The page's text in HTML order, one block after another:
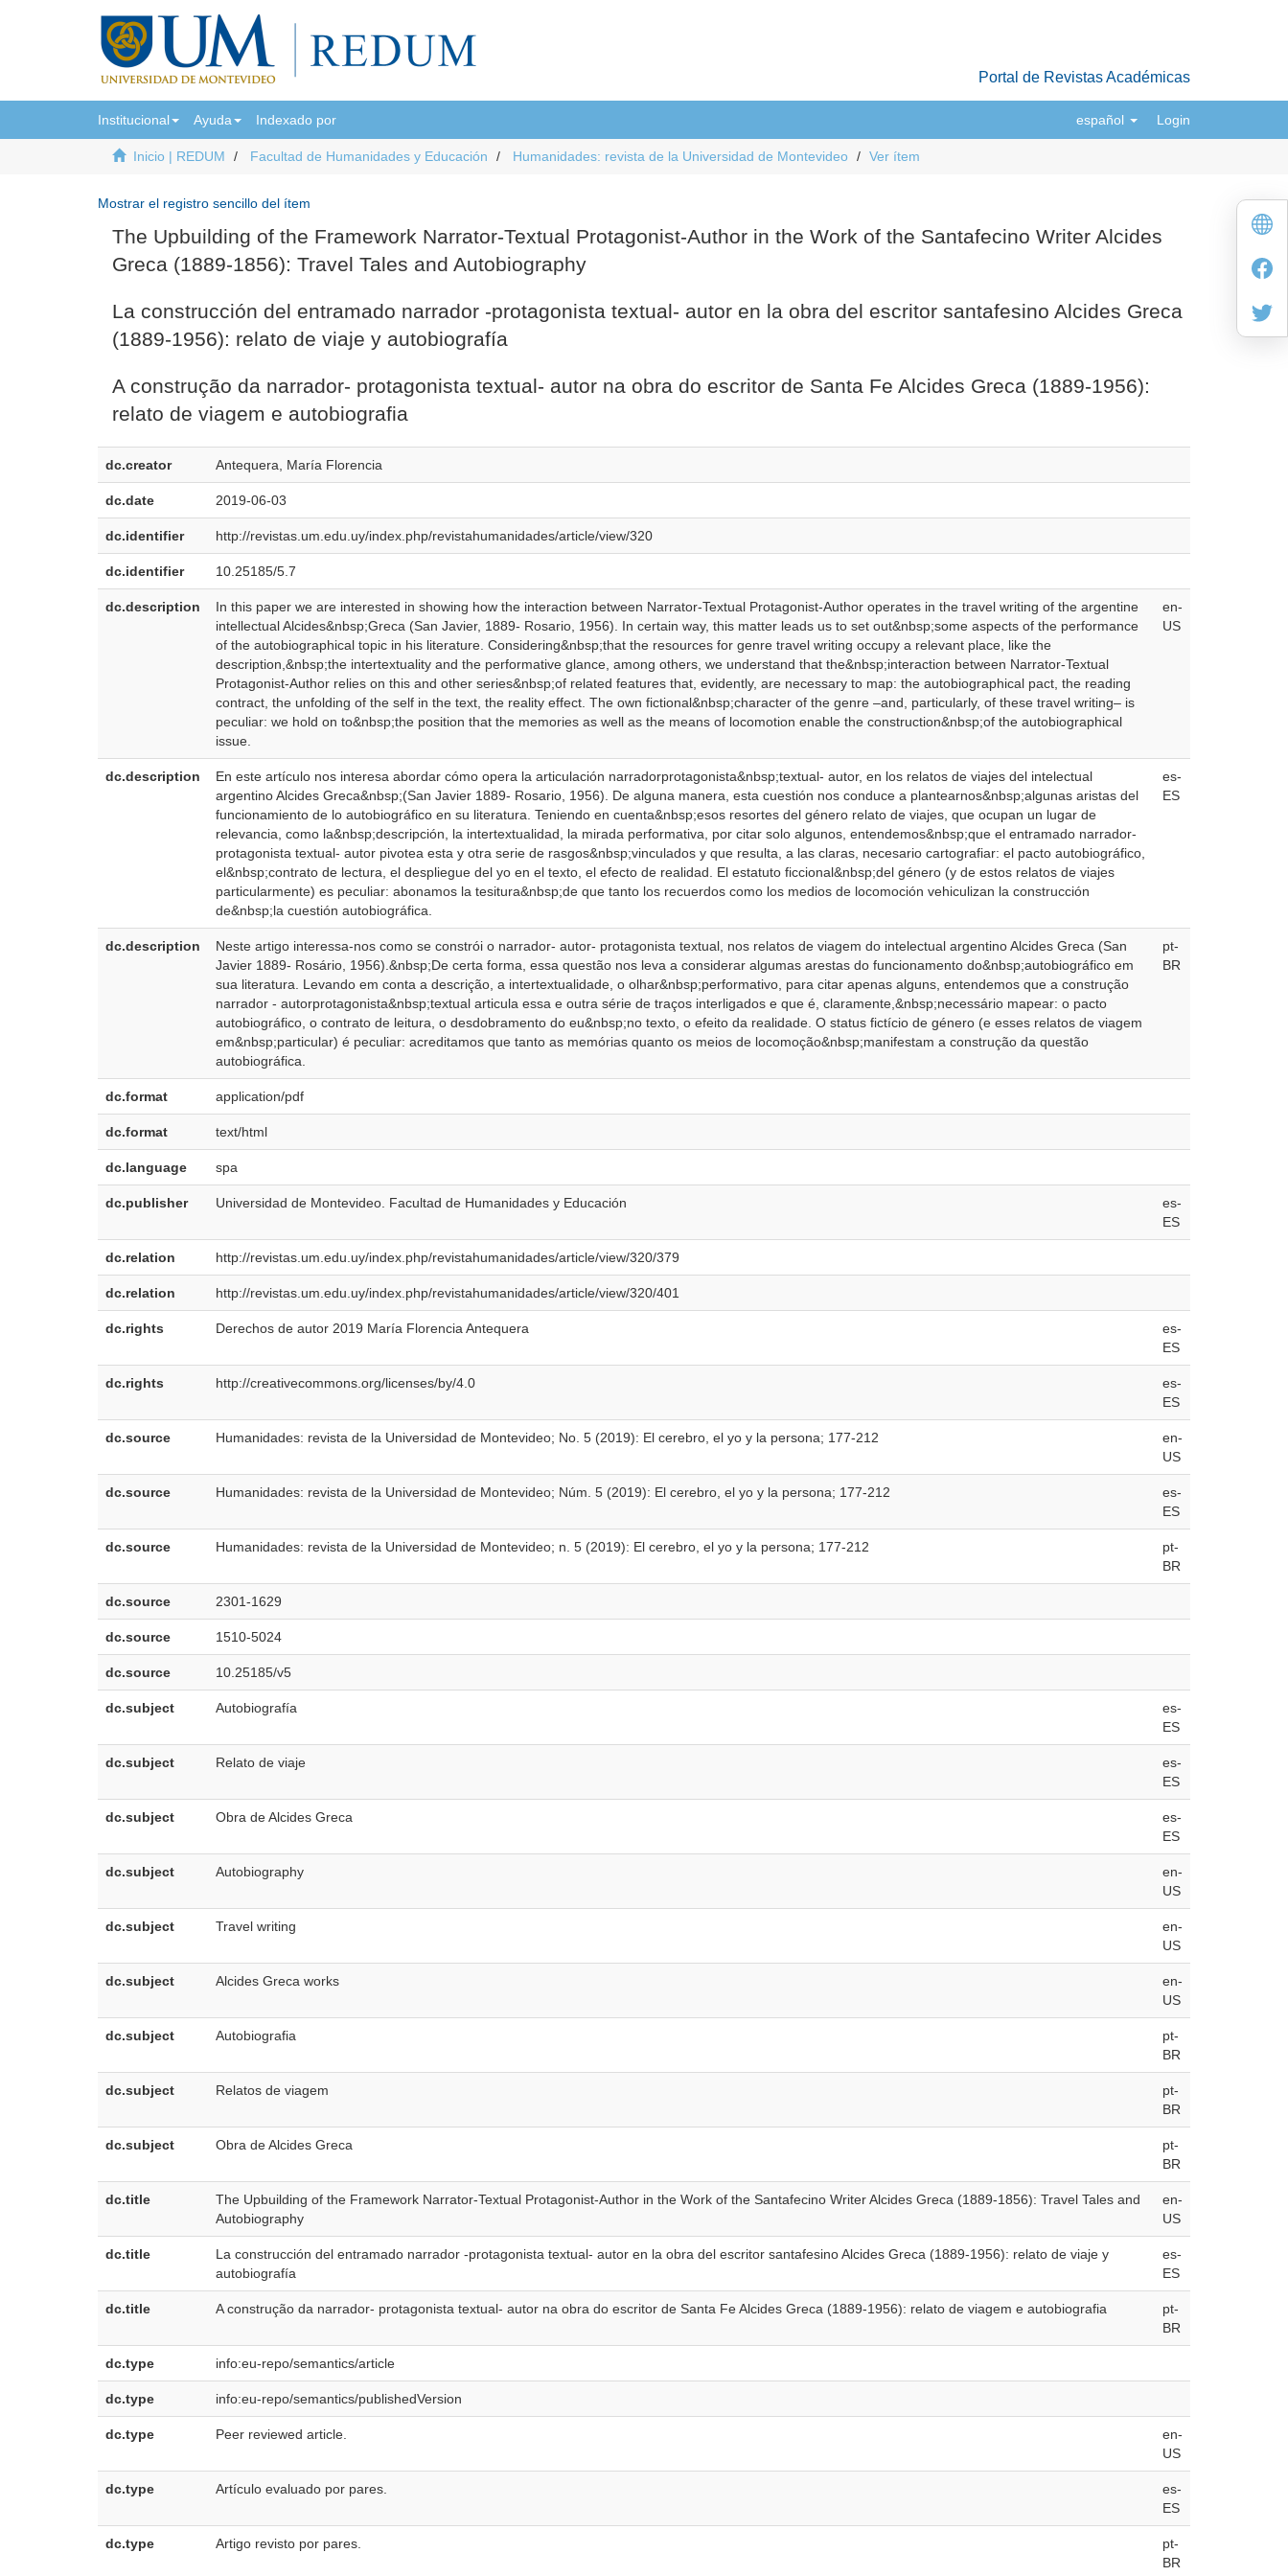
Portal de Revistas Académicas
Institucional Ayuda Indexado por español Login
Inicio | REDUM Facultad de Humanidades y Educación Humanidades: revista de la Universidad de Montevideo Ver ítem
Mostrar el registro sencillo del ítem
The Upbuilding of the Framework Narrator-Textual Protagonist-Author in the Work of the Santafecino Writer Alcides
Greca (1889-1856): Travel Tales and Autobiography
La construcción del entramado narrador -protagonista textual- autor en la obra del escritor santafesino Alcides Greca
(1889-1956): relato de viaje y autobiografía
A construção da narrador- protagonista textual- autor na obra do escritor de Santa Fe Alcides Greca (1889-1956):
relato de viagem e autobiografia
dc.creator Antequera, María Florencia
dc.date 2019-06-03
dc.identifier http://revistas.um.edu.uy/index.php/revistahumanidades/article/view/320
dc.identifier 10.25185/5.7
dc.description
In this paper we are interested in showing how the interaction between Narrator-Textual Protagonist-Author operates in the travel writing of the argentine
intellectual Alcides&nbsp;Greca (San Javier, 1889- Rosario, 1956). In certain way, this matter leads us to set out&nbsp;some aspects of the performance
of the autobiographical topic in his literature. Considering&nbsp;that the resources for genre travel writing occupy a relevant place, like the
description,&nbsp;the intertextuality and the performative glance, among others, we understand that the&nbsp;interaction between Narrator-Textual
Protagonist-Author relies on this and other series&nbsp;of related features that, evidently, are necessary to map: the autobiographical pact, the reading
contract, the unfolding of the self in the text, the reality effect. The own fictional&nbsp;character of the genre –and, particularly, of these travel writing– is
peculiar: we hold on to&nbsp;the position that the memories as well as the means of locomotion enable the construction&nbsp;of the autobiographical
issue.
en-
US
dc.description
En este artículo nos interesa abordar cómo opera la articulación narradorprotagonista&nbsp;textual- autor, en los relatos de viajes del intelectual
argentino Alcides Greca&nbsp;(San Javier 1889- Rosario, 1956). De alguna manera, esta cuestión nos conduce a plantearnos&nbsp;algunas aristas del
funcionamiento de lo autobiográfico en su literatura. Teniendo en cuenta&nbsp;esos resortes del género relato de viajes, que ocupan un lugar de
relevancia, como la&nbsp;descripción, la intertextualidad, la mirada performativa, por citar solo algunos, entendemos&nbsp;que el entramado narrador-
protagonista textual- autor pivotea esta y otra serie de rasgos&nbsp;vinculados y que resulta, a las claras, necesario cartografiar: el pacto autobiográfico,
el&nbsp;contrato de lectura, el despliegue del yo en el texto, el efecto de realidad. El estatuto ficcional&nbsp;del género (y de estos relatos de viajes
particularmente) es peculiar: abonamos la tesitura&nbsp;de que tanto los recuerdos como los medios de locomoción vehiculizan la construcción
de&nbsp;la cuestión autobiográfica.
es-
ES
dc.description
Neste artigo interessa-nos como se constrói o narrador- autor- protagonista textual, nos relatos de viagem do intelectual argentino Alcides Greca (San
Javier 1889- Rosário, 1956).&nbsp;De certa forma, essa questão nos leva a considerar algumas arestas do funcionamento do&nbsp;autobiográfico em
sua literatura. Levando em conta a descrição, a intertextualidade, o olhar&nbsp;performativo, para citar apenas alguns, entendemos que a construção
narrador - autorprotagonista&nbsp;textual articula essa e outra série de traços interligados e que é, claramente,&nbsp;necessário mapear: o pacto
autobiográfico, o contrato de leitura, o desdobramento do eu&nbsp;no texto, o efeito da realidade. O status fictício de género (e esses relatos de viagem
em&nbsp;particular) é peculiar: acreditamos que tanto as memórias quanto os meios de locomoção&nbsp;manifestam a construção da questão
autobiográfica.
pt-
BR
dc.format application/pdf
dc.format text/html
dc.language spa
dc.publisher Universidad de Montevideo. Facultad de Humanidades y Educación
es-
ES
dc.relation http://revistas.um.edu.uy/index.php/revistahumanidades/article/view/320/379
dc.relation http://revistas.um.edu.uy/index.php/revistahumanidades/article/view/320/401
dc.rights Derechos de autor 2019 María Florencia Antequera
es-
ES
dc.rights http://creativecommons.org/licenses/by/4.0
es-
ES
dc.source Humanidades: revista de la Universidad de Montevideo; No. 5 (2019): El cerebro, el yo y la persona; 177-212
en-
US
dc.source Humanidades: revista de la Universidad de Montevideo; Núm. 5 (2019): El cerebro, el yo y la persona; 177-212
es-
ES
dc.source Humanidades: revista de la Universidad de Montevideo; n. 5 (2019): El cerebro, el yo y la persona; 177-212
pt-
BR
dc.source 2301-1629
dc.source 1510-5024
dc.source 10.25185/v5
dc.subject Autobiografía
es-
ES
dc.subject Relato de viaje
es-
ES
dc.subject Obra de Alcides Greca
es-
ES
dc.subject Autobiography
en-
US
dc.subject Travel writing
en-
US
dc.subject Alcides Greca works
en-
US
dc.subject Autobiografia
pt-
BR
dc.subject Relatos de viagem
pt-
BR
dc.subject Obra de Alcides Greca
pt-
BR
dc.title
The Upbuilding of the Framework Narrator-Textual Protagonist-Author in the Work of the Santafecino Writer Alcides Greca (1889-1856): Travel Tales and
Autobiography
en-
US
dc.title
La construcción del entramado narrador -protagonista textual- autor en la obra del escritor santafesino Alcides Greca (1889-1956): relato de viaje y
autobiografía
es-
ES
dc.title A construção da narrador- protagonista textual- autor na obra do escritor de Santa Fe Alcides Greca (1889-1956): relato de viagem e autobiografia
pt-
BR
dc.type info:eu-repo/semantics/article
dc.type info:eu-repo/semantics/publishedVersion
dc.type Peer reviewed article.
en-
US
dc.type Artículo evaluado por pares.
es-
ES
dc.type Artigo revisto por pares.
pt-
BR